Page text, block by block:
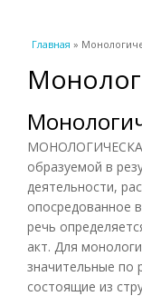
Вы здесь
Главная »
образуемой в
деятельности,
опосредованное
речь
акт. Для
значительные по
состоящие из